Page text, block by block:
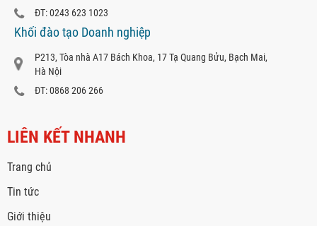
ĐT: 0243 623 1023
Khối đào tạo Doanh nghiệp
P213, Tòa nhà A17 Bách Khoa, 17 Tạ Quang Bửu, Bạch Mai,
Hà Nội
ĐT: 0868 206 266
LIÊN KẾT NHANH
Trang chủ
Tin tức
Giới thiệu